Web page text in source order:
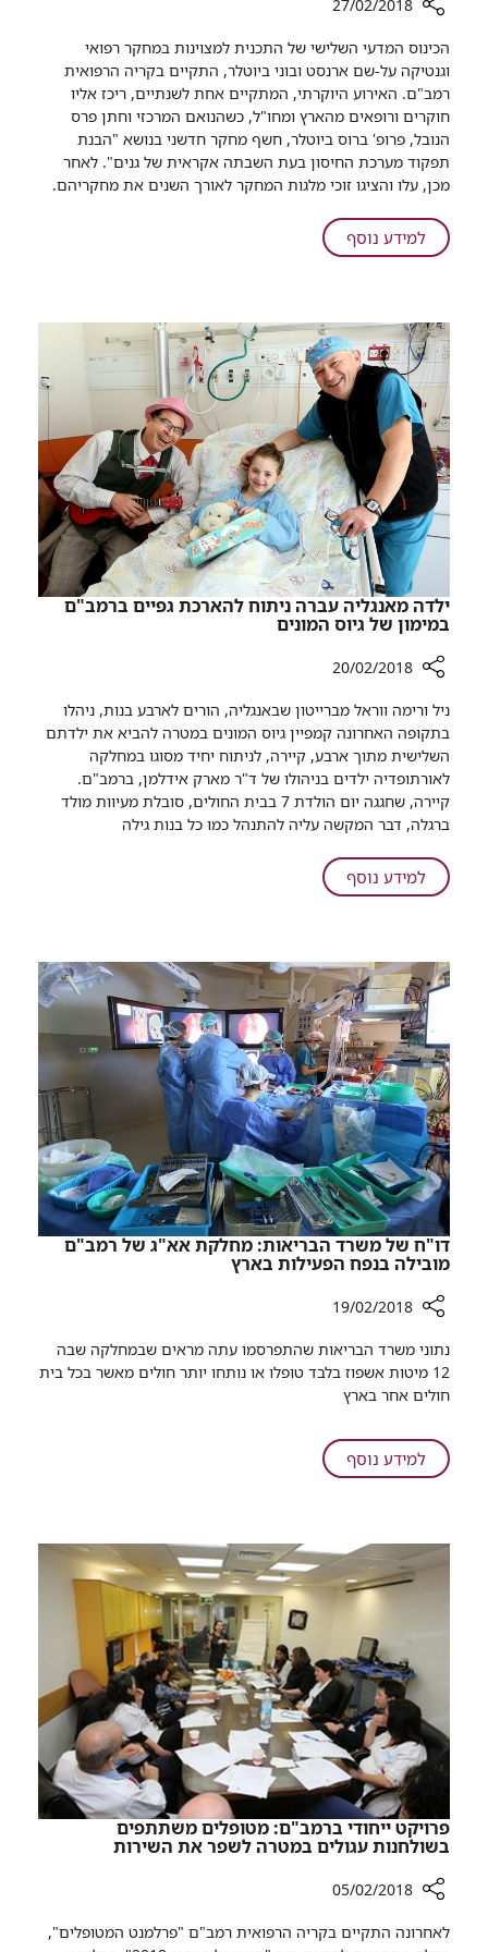
שיתוף
כנס
ביוטלר
השלישי
בסימן
מהפיכה
רפואית
בחסות
הכינוס המדעי השלישי של התכנית למצוינות במחקר רפואי
וגנטיקה על-שם ארנסט ובוני ביוטלר, התקיים בקריה הרפואית
רמב"ם. האירוע היוקרתי, המתקיים אחת לשנתיים, ריכז אליו
חוקרים ורופאים מהארץ ומחו"ל, כשהנואם המרכזי וחתן פרס
הנובל, פרופ' ברוס ביוטלר, חשף מחקר חדשני בנושא "הבנת
תפקוד מערכת החיסון בעת השבתה אקראית של גנים". לאחר
מכן, עלו והציגו זוכי מלגות המחקר לאורך השנים את מחקריהם.
למידע נוסףעל
השלישי
בסימן
מהפיכה
רפואית
בחסות
חקר
הגנום
האנושי
​​ילדה מאנגליה עברה ניתוח להארכת גפיים ברמב"ם
במימון של גיוס המונים
שיתוף
ילדה
מאנגליה
עברה
ניתוח
להארכת
גפיים
ברמב"ם
גיוס
המונים
20/02/2018
ניל ורימה ווראל מברייטון שבאנגליה, הורים לארבע בנות, ניהלו
בתקופה האחרונה קמפיין גיוס המונים במטרה להביא את ילדתם
השלישית מתוך ארבע, קיירה, לניתוח יחיד מסוגו במחלקה
לאורתופדיה ילדים בניהולו של ד"ר מארק אידלמן, ברמב"ם.
קיירה, שחגגה יום הולדת 7 בבית החולים, סובלת מעיוות מולד
ברגלה, דבר המקשה עליה להתנהל כמו כל בנות גילה
למידע נוסףעל
עברה
ניתוח
להארכת
גפיים
ברמב"ם
במימון
של
גיוס
המונים
דו"ח של משרד הבריאות: מחלקת אא"ג של רמב"ם
מובילה בנפח הפעילות בארץ
שיתוף
דו"ח
של
הבריאות:
מחלקת
רמב"ם
19/02/2018
נתוני משרד הבריאות שהתפרסמו עתה מראים שבמחלקה שבה
12 מיטות אשפוז בלבד טופלו או נותחו יותר חולים מאשר בכל בית
חולים אחר בארץ
למידע נוסףעל
דו"ח
הבריאות:
מחלקת
אא"ג
רמב"ם
מובילה
בנפח
הפעילות
בארץ
​פרויקט ייחודי ברמב"ם: מטופלים משתתפים
בשולחנות עגולים במטרה לשפר את השירות
שיתוף
05/02/2018
לאחרונה התקיים בקריה הרפואית רמב"ם "פרלמנט המטופלים",